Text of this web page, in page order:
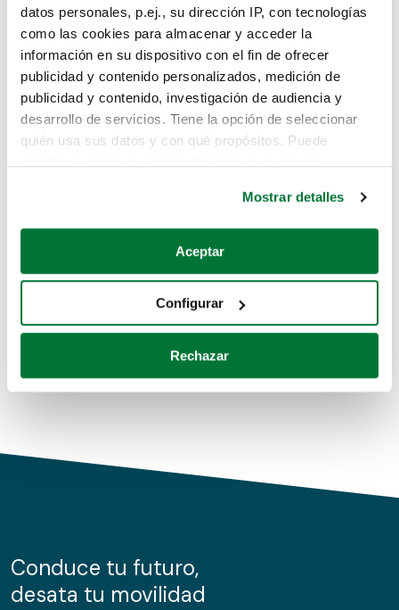
datos personales, p.ej., su dirección IP, con tecnologías
como las cookies para almacenar y acceder la
información en su dispositivo con el fin de ofrecer
publicidad y contenido personalizados, medición de
publicidad y contenido, investigación de audiencia y
desarrollo de servicios. Tiene la opción de seleccionar
quién usa sus datos y con qué propósitos. Puede
Si lo permite, también quisiéramos:
Recopilar información sobre su ubicación geográfica
Identificar su dispositivo analizándolo activamente
para buscar características específicas (huellas
Obtenga más información sobre cómo se procesan sus
de cookies.
información sobre el uso que haga del sitio web con
nuestros partners de redes sociales, publicidad y análisis
Mostrar detalles
Aceptar
Configurar
Rechazar
Lo sentimos, no sabemos como
te hemos traido hasta aquí.
Pero puedes encontrar el coche que estás
buscando en alguno de estos enlaces:
Coches de segunda mano
Coches de km0
Conduce tu futuro,
desata tu movilidad